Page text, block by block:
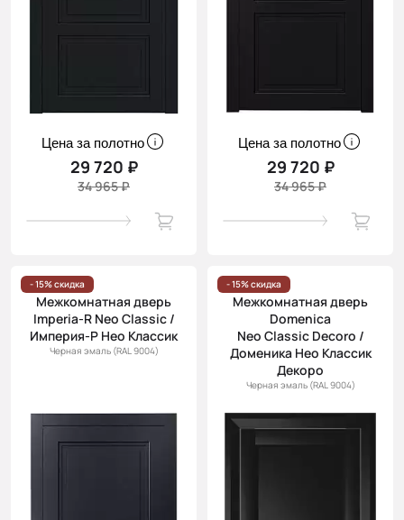
Цена за полотно
29 720 ₽
34 965 ₽
Цена за полотно
29 720 ₽
34 965 ₽
- 15% скидка
Межкомнатная дверь
Imperia-R Neo Classic /
Империя-Р Нео Классик
Черная эмаль (RAL 9004)
- 15% скидка
Межкомнатная дверь
Domenica
Neo Classic Decoro /
Доменика Нео Классик
Декоро
Черная эмаль (RAL 9004)